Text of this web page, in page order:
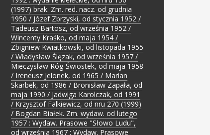
(1997) brak. Zm. red. nacz. od grudnia
1950 / Józef Zbrzyski, od stycznia 1952 /
Tadeusz Bartosz, od września 1952 /
Wincenty Kraśko, od maja 1954 /
Zbigniew Kwiatkowski, od listopada 1955
/ Władysław Ślęzak, od września 1957 /
Mieczysław Róg-Świostek, od maja 1958
/ Ireneusz Jelonek, od 1965 / Marian
Skarbek, od 1986 / Bronisław Zapała, od
maja 1990 / Jadwiga Karolczak, od 1991
/ Krzysztof Falkiewicz, od nru 270 (1999)
/ Bogdan Białek. Zm. wydaw. od lutego
1957 : Wydaw. Prasowe "Słowo Ludu",
od września 1967 : Wydaw. Prasowe